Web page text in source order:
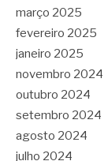
março 2025
fevereiro 2025
janeiro 2025
novembro 2024
outubro 2024
setembro 2024
agosto 2024
julho 2024